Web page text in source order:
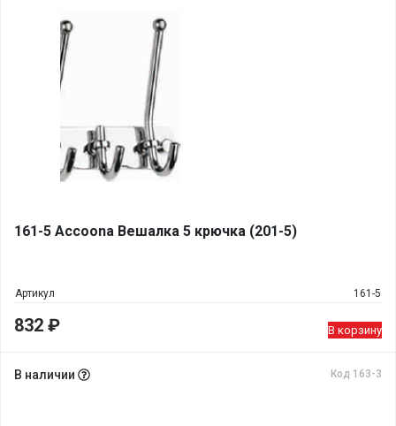
161-5 Accoona Вешалка 5 крючка (201-5)
Артикул 161-5
832 ₽ В корзину
В наличии Код 163-3